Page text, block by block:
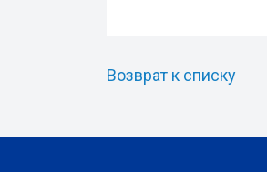
Возврат к списку